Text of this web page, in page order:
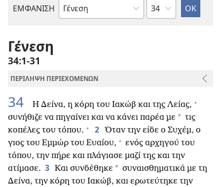
ΕΜΦΑΝΙΣΗ
Βιβλίο
Κεφάλαιο
Γένεση
34:1-31
ΠΕΡΙΛΗΨΗ ΠΕΡΙΕΧΟΜΕΝΩΝ
34 Η Δείνα, η κόρη του Ιακώβ και της Λείας, +
συνήθιζε να πηγαίνει και να κάνει παρέα με * τις
κοπέλες του τόπου. + 2 Όταν την είδε ο Συχέμ, ο
γιος του Εμμώρ του Ευαίου, + ενός αρχηγού του
τόπου, την πήρε και πλάγιασε μαζί της και την
ατίμασε. 3 Και συνδέθηκε * συναισθηματικά με τη
Δείνα, την κόρη του Ιακώβ, και ερωτεύτηκε την